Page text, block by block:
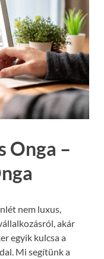
Onga –
nem luxus,
akár
egyik kulcsa a
Mi segítünk a